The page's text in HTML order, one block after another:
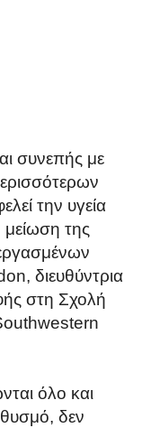
συνεπής με
την υγεία
της
διευθύντρια
στη Σχολή
όλο και
δεν